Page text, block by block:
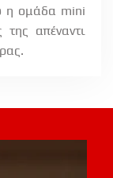
η ομάδα mini
της απέναντι